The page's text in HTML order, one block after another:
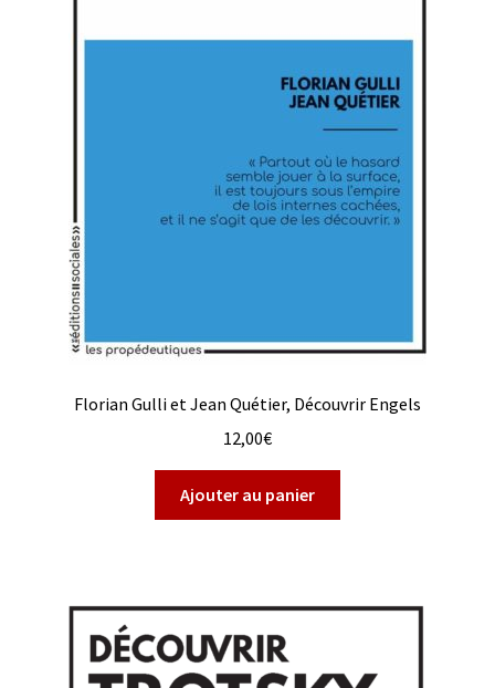
Florian Gulli et Jean Quétier, Découvrir Engels
12,00€
Ajouter au panier